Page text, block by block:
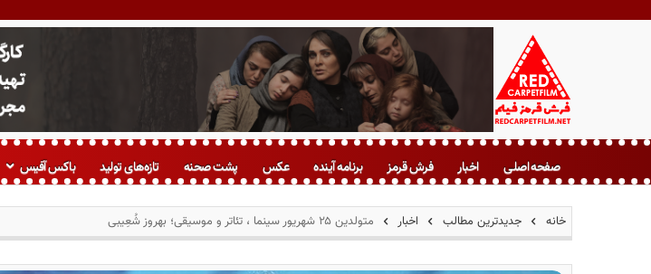
ف
ش
م
ز
صفحه اصلی اخبار فرش قرمز برنامه آینده عکس پشت صحنه تازه‌های تولید باکس آفیس
خانه جدیدترین مطالب اخبار متولدین ۲۵ شهریور سینما ، تئاتر و موسیقی؛ بهروز شُعِیبی